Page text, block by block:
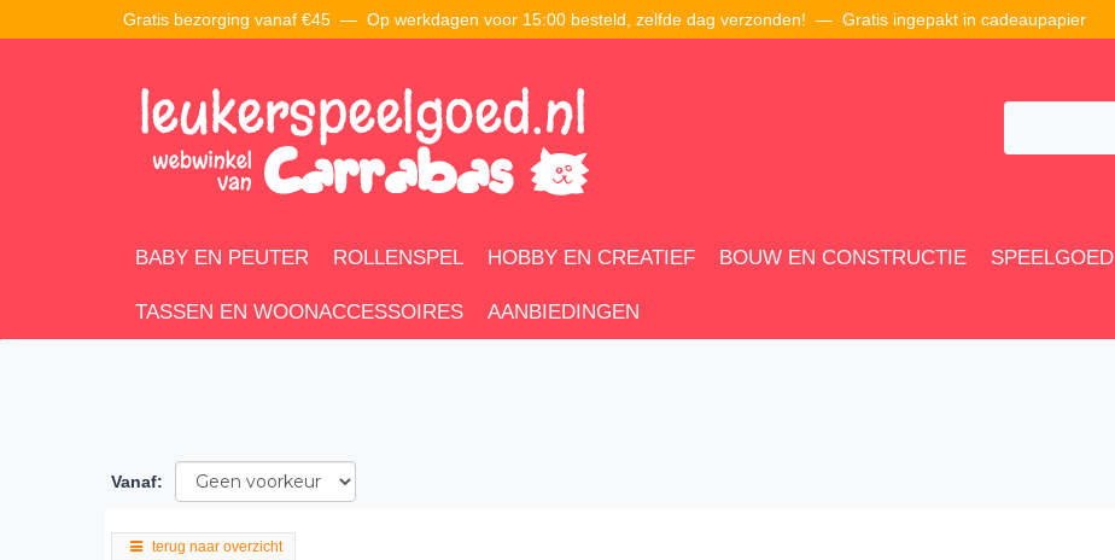
Gratis bezorging vanaf €45 — Op werkdagen voor 15:00 besteld, zelfde dag verzonden! — Gratis ingepakt in cadeaupapier
BABY EN PEUTER ROLLENSPEL HOBBY EN CREATIEF BOUW EN CONSTRUCTIE SPEELGOED
TASSEN EN WOONACCESSOIRES AANBIEDINGEN
Vanaf:
terug naar overzicht